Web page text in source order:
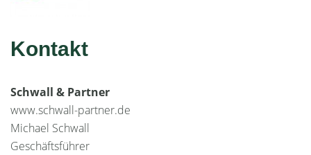
Kontakt
Schwall & Partner
www.schwall-partner.de
Michael Schwall
Geschäftsführer